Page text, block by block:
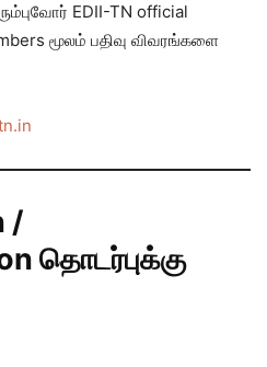
EDII-TN official
மூலம் பதிவு விவரங்களை
/
தொடர்புக்கு